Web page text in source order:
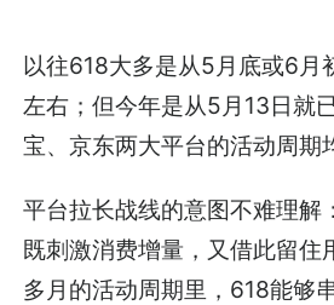
以往618大多是从5月底或6月
左右；但今年是从5月13日就
宝、京东两大平台的活动周期
平台拉长战线的意图不难理解
既刺激消费增量，又借此留住
多月的活动周期里，618能够